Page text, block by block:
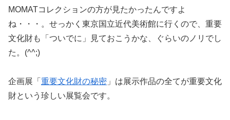
MOMATコレクションの方が見たかったんですよ
ね・・・。せっかく東京国立近代美術館に行くので、重要
文化財も「ついでに」見ておこうかな、ぐらいのノリでし
た。(^^;)
企画展「 重要文化財の秘密 」は展示作品の全てが重要文化
財という珍しい展覧会です。